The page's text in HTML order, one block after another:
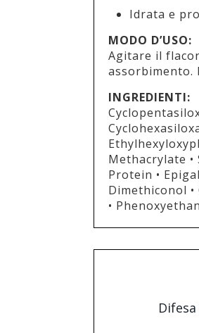
Idrata e
MODO D’USO:
Agitare il
assorbimento.
INGREDIENTI:
Methacrylate •
Protein •
Dimethiconol •
•